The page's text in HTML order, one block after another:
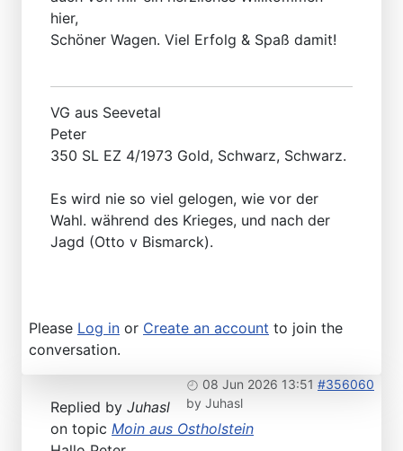
hier,
Schöner Wagen. Viel Erfolg & Spaß damit!
VG aus Seevetal
Peter
350 SL EZ 4/1973 Gold, Schwarz, Schwarz.
Es wird nie so viel gelogen, wie vor der
Wahl. während des Krieges, und nach der
Jagd (Otto v Bismarck).
Please Log in or Create an account to join the
conversation.
08 Jun 2026 13:51 #356060
by Juhasl
Replied by Juhasl
on topic Moin aus Ostholstein